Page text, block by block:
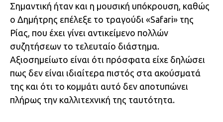
Σημαντική ήταν και η μουσική υπόκρουση, καθώς
ο Δημήτρης επέλεξε το τραγούδι «Safari» της
Ρίας, που έχει γίνει αντικείμενο πολλών
συζητήσεων το τελευταίο διάστημα.
Αξιοσημείωτο είναι ότι πρόσφατα είχε δηλώσει
πως δεν είναι ιδιαίτερα πιστός στα ακούσματά
της και ότι το κομμάτι αυτό δεν αποτυπώνει
πλήρως την καλλιτεχνική της ταυτότητα.